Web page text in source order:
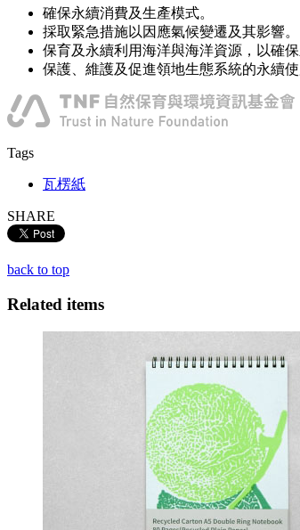
確保永續消費及生產模式。
採取緊急措施以因應氣候變遷及其影響。
保育及永續利用海洋與海洋資源，以確保
保護、維護及促進領地生態系統的永續
Tags
瓦楞紙
SHARE
back to top
Related items